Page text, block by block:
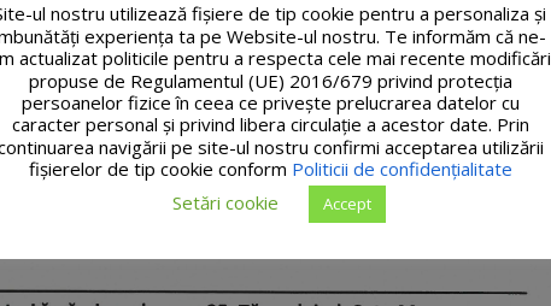
ul nostru utilizează fişiere de tip cookie pentru a personaliza și
experiența ta pe Website-ul nostru. Te informăm că ne-
actualizat politicile pentru a respecta cele mai recente modificări
propuse de Regulamentul (UE) 2016/679 privind protecția
persoanelor fizice în ceea ce privește prelucrarea datelor cu
caracter personal și privind libera circulație a acestor date. Prin
navigării pe site-ul nostru confirmi acceptarea utilizării
fişierelor de tip cookie conform Politicii de confidențialitate
Setări cookie
Accept